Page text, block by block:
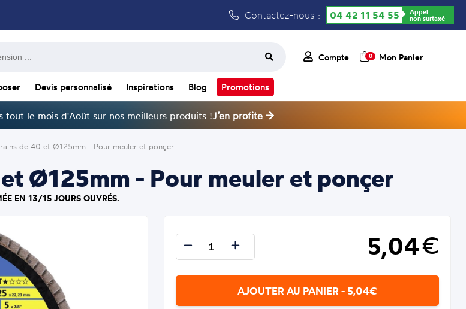
Contactez-nous : 04 42 11 54 55 Appel
non surtaxé
Compte 0 Mon Panier
Devis personnalisé Inspirations Blog Promotions
tout le mois d'Août sur nos meilleurs produits !J’en profite
de 40 et Ø125mm - Pour meuler et ponçer
Ø125mm - Pour meuler et ponçer
EN 13/15 JOURS OUVRÉS.
5,04€
AJOUTER AU PANIER - 5,04€